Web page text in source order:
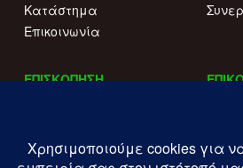
Κατάστημα
Επικοινωνία
ΕΠΙΣΚΟΠΗΣΗ
Κατάλογοι
Όροι χρήσης